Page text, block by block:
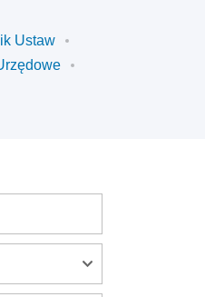
Ustaw